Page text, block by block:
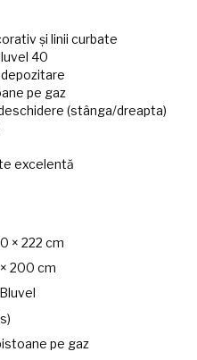
și linii curbate
40
pe gaz
(stânga/dreapta)
excelentă
× 222 cm
200 cm
pe gaz